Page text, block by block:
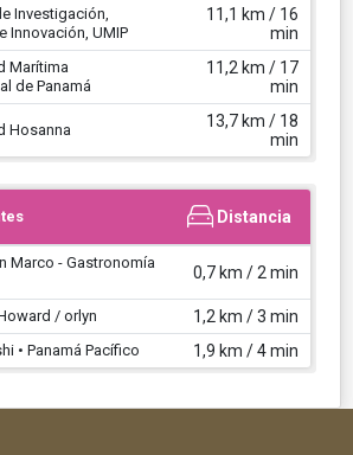
Investigación,
Innovación, UMIP
11,1 km / 16
min
Marítima
de Panamá
11,2 km / 17
min
Hosanna
13,7 km / 18
min
Distancia
Marco - Gastronomía
0,7 km / 2 min
/ orlyn 1,2 km / 3 min
• Panamá Pacífico 1,9 km / 4 min